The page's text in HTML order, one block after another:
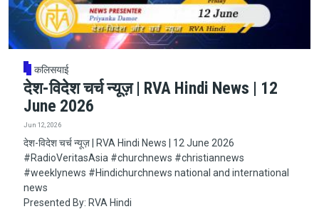
कलिसयाई
देश-विदेश चर्च न्यूज़ | RVA Hindi News | 12
June 2026
Jun 12, 2026
देश-विदेश चर्च न्यूज़ | RVA Hindi News | 12 June 2026
#RadioVeritasAsia​​​​​ #churchnews​​​​​ #christiannews​​​​​
#weeklynews​ #Hindichurchnews national and international
news
Presented By: RVA Hindi